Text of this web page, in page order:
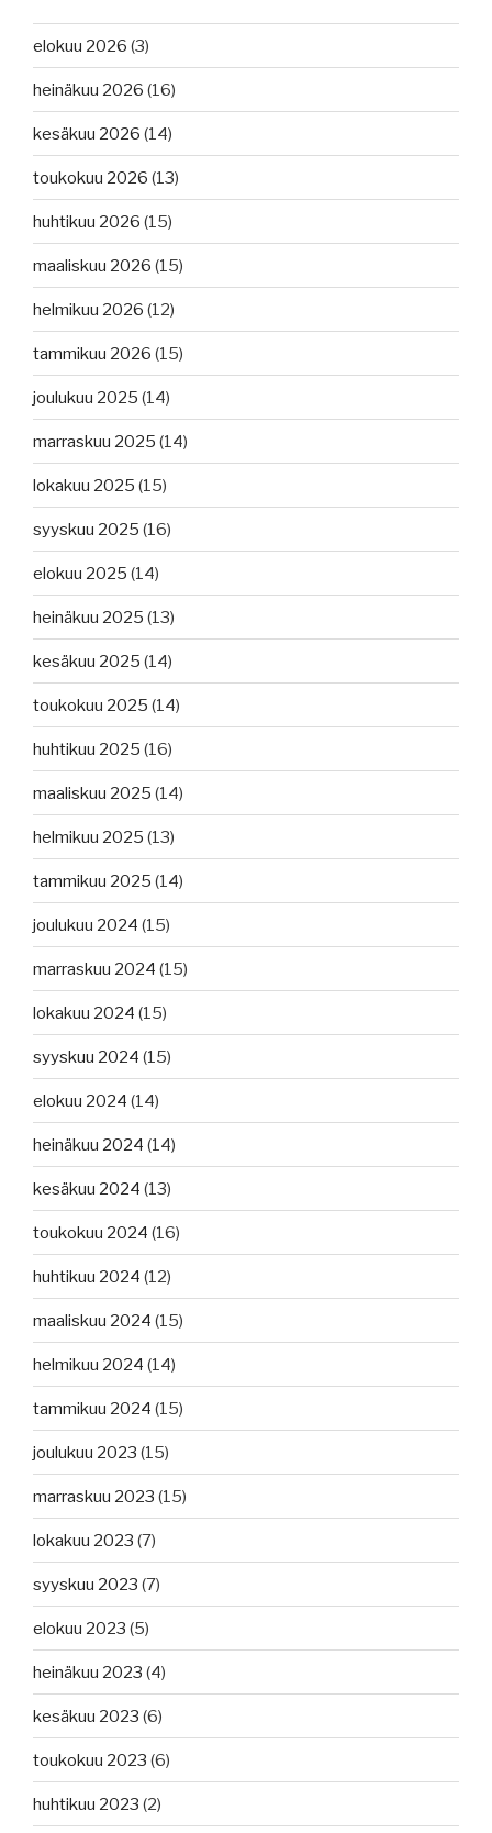
elokuu 2026 (3)
heinäkuu 2026 (16)
kesäkuu 2026 (14)
toukokuu 2026 (13)
huhtikuu 2026 (15)
maaliskuu 2026 (15)
helmikuu 2026 (12)
tammikuu 2026 (15)
joulukuu 2025 (14)
marraskuu 2025 (14)
lokakuu 2025 (15)
syyskuu 2025 (16)
elokuu 2025 (14)
heinäkuu 2025 (13)
kesäkuu 2025 (14)
toukokuu 2025 (14)
huhtikuu 2025 (16)
maaliskuu 2025 (14)
helmikuu 2025 (13)
tammikuu 2025 (14)
joulukuu 2024 (15)
marraskuu 2024 (15)
lokakuu 2024 (15)
syyskuu 2024 (15)
elokuu 2024 (14)
heinäkuu 2024 (14)
kesäkuu 2024 (13)
toukokuu 2024 (16)
huhtikuu 2024 (12)
maaliskuu 2024 (15)
helmikuu 2024 (14)
tammikuu 2024 (15)
joulukuu 2023 (15)
marraskuu 2023 (15)
lokakuu 2023 (7)
syyskuu 2023 (7)
elokuu 2023 (5)
heinäkuu 2023 (4)
kesäkuu 2023 (6)
toukokuu 2023 (6)
huhtikuu 2023 (2)